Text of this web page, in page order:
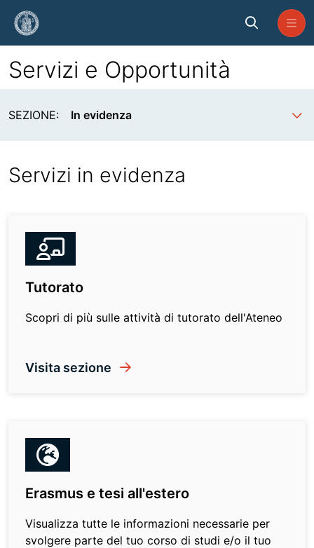
Skip to Main Content
Servizi e Opportunità
Servizi e Opportunità
In evidenza
SEZIONE:
Servizi in evidenza
Tutorato
Scopri di più sulle attività di tutorato dell'Ateneo
Visita sezione
Erasmus e tesi all'estero
Visualizza tutte le informazioni necessarie per
svolgere parte del tuo corso di studi e/o il tuo